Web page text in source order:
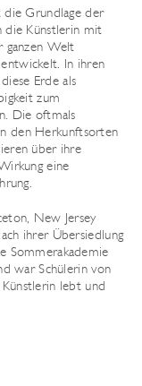
Grundlage der
die Künstlerin mit
ganzen Welt
In ihren
Erde als
zum
Die oftmals
den Herkunftsorten
über ihre
eine
New Jersey
ihrer Übersiedlung
Sommerakademie
war Schülerin von
lebt und